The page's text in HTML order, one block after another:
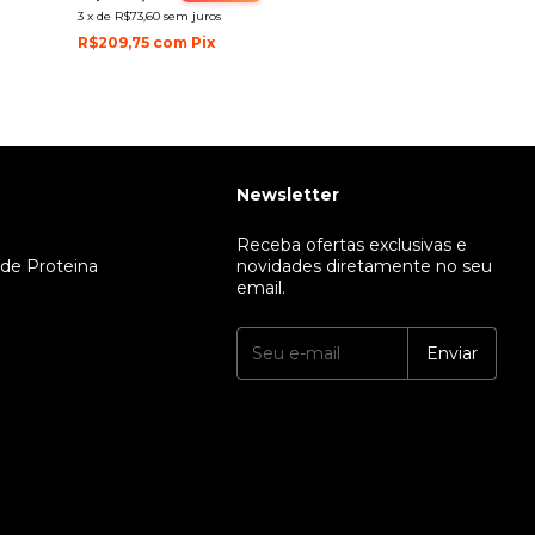
3 x de R$73,60 sem juros
R$209,75 com Pix
Proteina
Newsletter
Receba ofertas exclusivas e
novidades diretamente no seu
email.